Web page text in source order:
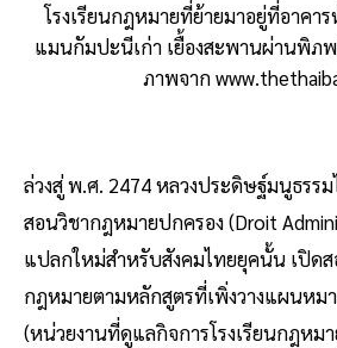
โรงเรียนกฎหมายที่ย้ายมาอยู่ที่อาคา
แมนกัมปะนีเก่า เยื้องสะพานผ่านพิภ
ภาพจาก
ล่วงสู่ พ.ศ. 2474 หลวงประดิษฐ์มนูธรร
สอนวิชากฎหมายปกครอง (Droit
แปลกใหม่สำหรับสังคมไทยยุคนั้น เปิดส
กฎหมายตามหลักสูตรที่เพิ่งวางแผนหม
(หน่วยงานที่ดูแลกิจการโรงเรียนกฎหม